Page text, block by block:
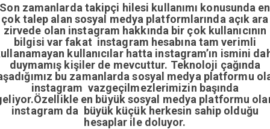
Son zamanlarda takipçi hilesi kullanımı konusunda en
çok talep alan sosyal medya platformlarında açık ara
zirvede olan instagram hakkında bir çok kullanıcının
bilgisi var fakat instagram hesabına tam verimli
kullanıcılar hatta instagram’ın ismini
duymamış kişiler de mevcuttur. Teknoloji çağında
bu zamanlarda sosyal medya platformu
instagram vazgeçilmezlerimizin başında
en büyük sosyal medya platformu
instagram da büyük küçük herkesin sahip olduğu
hesaplar ile doluyor.